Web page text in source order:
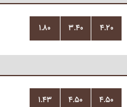
۱.۸۰ ۳.۴۰ ۴.۲۰
۱.۴۳ ۴.۵۰ ۴.۵۰